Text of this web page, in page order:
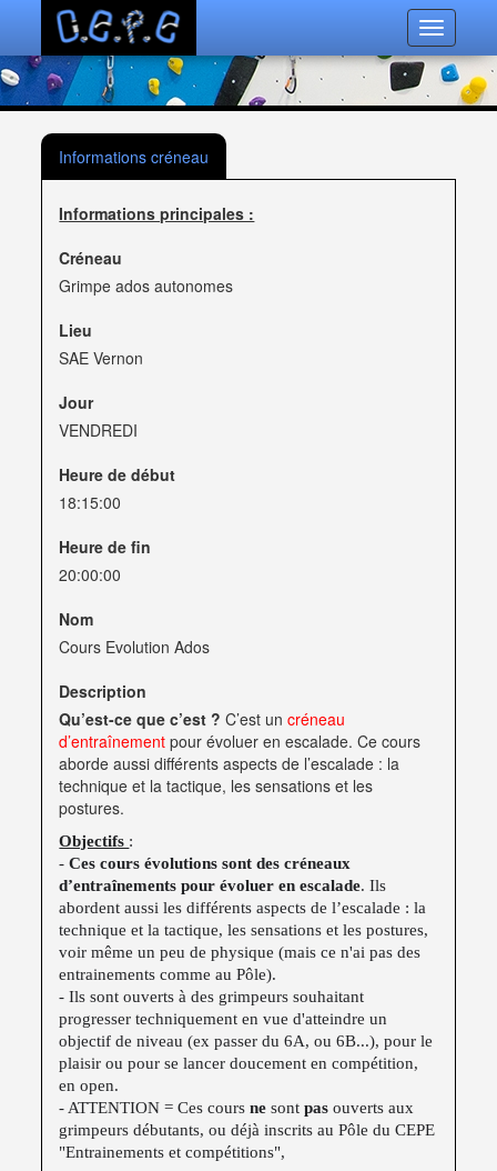
Toggle
Informations créneau
Informations principales :
Créneau
Grimpe ados autonomes
Lieu
SAE Vernon
Jour
VENDREDI
Heure de début
18:15:00
Heure de fin
20:00:00
Nom
Cours Evolution Ados
Description
Qu’est-ce que c’est ? C’est uncréneau
d’entraînementpour évoluer en escalade. Ce cours
aborde aussi différents aspects de l’escalade : la
technique et la tactique, les sensations et les
postures.
Objectifs :
-Ces cours évolutions sont des créneaux
d’entraînementspour évoluer en escalade. Ils
abordent aussi les différents aspects de l’escalade : la
technique et la tactique, les sensations et les postures,
voir même un peu de physique (mais ce n'ai pas des
entrainements comme au Pôle).
- Ils sont ouverts à des grimpeurs souhaitant
progresser techniquement en vue d'atteindre un
objectif de niveau (ex passer du 6A, ou 6B...), pour le
plaisir ou pour se lancer doucement en compétition,
en open.
- ATTENTION = Ces cours ne sontpas ouverts aux
grimpeurs débutants, ou déjà inscrits au Pôle du CEPE
"Entrainements et compétitions",